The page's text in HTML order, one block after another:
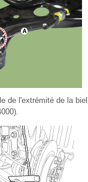
de l'extrémité de la